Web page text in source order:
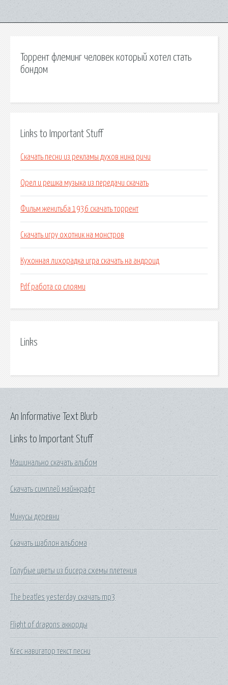
Торрент флеминг человек который хотел стать
бондом
Links to Important Stuff
Скачать песни из рекламы духов нина ричи
Орел и решка музыка из передачи скачать
Фильм женитьба 1936 скачать торрент
Скачать игру охотник на монстров
Кухонная лихорадка игра скачать на андроид
Pdf работа со слоями
Links
Links to Important Stuff
Машинально скачать альбом
Скачать симплей майнкрафт
Минусы деревни
Скачать шаблон альбома
Голубые цветы из бисера схемы плетения
The beatles yesterday скачать mp3
Flight of dragons аккорды
Krec навигатор текст песни
An Informative Text Blurb